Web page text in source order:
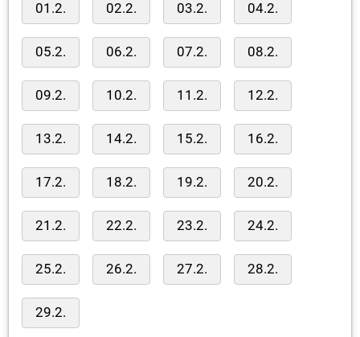
01.2. 02.2. 03.2. 04.2.
05.2. 06.2. 07.2. 08.2.
09.2. 10.2. 11.2. 12.2.
13.2. 14.2. 15.2. 16.2.
17.2. 18.2. 19.2. 20.2.
21.2. 22.2. 23.2. 24.2.
25.2. 26.2. 27.2. 28.2.
29.2.